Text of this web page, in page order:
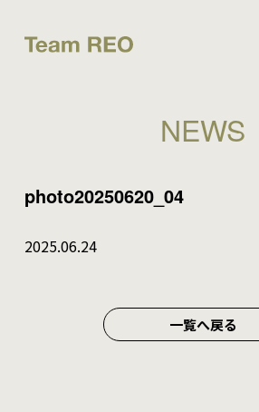
NEWS
photo20250620_04
2025.06.24
一覧へ戻る